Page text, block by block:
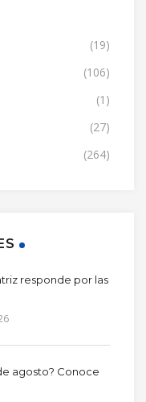
(19)
(106)
(1)
(27)
(264)
responde por las
agosto? Conoce